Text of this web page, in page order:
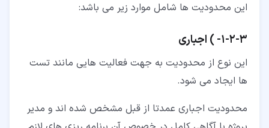
این محدودیت ها شامل موارد زیر می باشد:
۳‏-‏۲‏-‏۱‏- ) اجباری
این نوع از محدودیت به جهت فعالیت هایی مانند تست
ها ایجاد می شود.
محدودیت اجباری عمدتا از قبل مشخص شده اند و مدیر